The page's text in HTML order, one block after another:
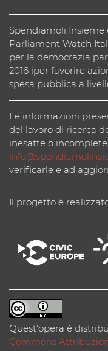
Spendiamoli Insieme
Parliament Watch
per la democrazia
2016 iper favorire
spesa pubblica a
Le informazioni
del lavoro di ricerca
inesatte o
verificarle e ad
Il progetto è
Quest'opera è
Commons